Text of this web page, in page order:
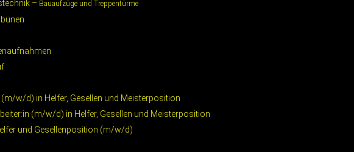
– Bauaufzüge und Treppentürme
w/d) in Helfer, Gesellen und Meisterposition
(m/w/d) in Helfer, Gesellen und Meisterposition
und Gesellenposition (m/w/d)